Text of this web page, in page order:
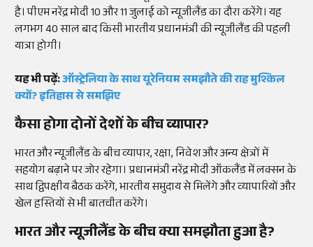
है। पीएम नरेंद्र मोदी 10 और 11 जुलाई को न्यूजीलैंड का दौरा करेंगे। यह
लगभग 40 साल बाद किसी भारतीय प्रधानमंत्री की न्यूजीलैंड की पहली
यात्रा होगी।
यह भी पढ़ें:ऑस्ट्रेलिया के साथ यूरेनियम समझौते की राह मुश्किल
क्यों? इतिहास से समझिए
कैसा होगा दोनों देशों के बीच व्यापार?
भारत और न्यूजीलैंड के बीच व्यापार, रक्षा, निवेश और अन्य क्षेत्रों में
सहयोग बढ़ाने पर जोर रहेगा। प्रधानमंत्री नरेंद्र मोदी ऑकलैंड में लक्सन के
साथ द्विपक्षीय बैठक करेंगे, भारतीय समुदाय से मिलेंगे और व्यापारियों और
खेल हस्तियों से भी बातचीत करेंगे।
भारत और न्यूजीलैंड के बीच क्या समझौता हुआ है?